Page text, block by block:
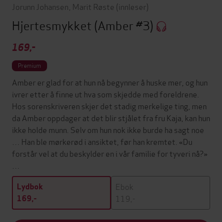
Jorunn Johansen Marit Røste (innleser)
Hjertesmykket (Amber #3)
169,-
Premium
Amber er glad for at hun nå begynner å huske mer, og hun
ivrer etter å finne ut hva som skjedde med foreldrene.
Hos sorenskriveren skjer det stadig merkelige ting, men
da Amber oppdager at det blir stjålet fra fru Kaja, kan hun
ikke holde munn. Selv om hun nok ikke burde ha sagt noe
… Han ble mørkerød i ansiktet, før han kremtet. «Du
forstår vel at du beskylder en i vår familie for tyveri nå?»
Lydbok
169,-
Ebok
119,-